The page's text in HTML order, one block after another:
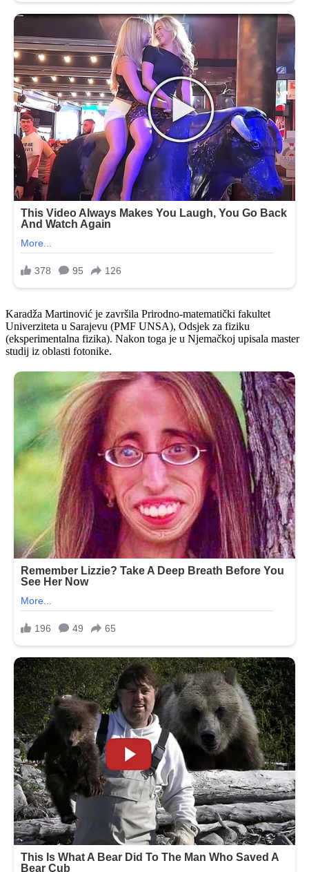
Karadža Martinović je završila Prirodno-matematički fakultet
Univerziteta u Sarajevu (PMF UNSA), Odsjek za fiziku
(eksperimentalna fizika). Nakon toga je u Njemačkoj upisala master
studij iz oblasti fotonike.